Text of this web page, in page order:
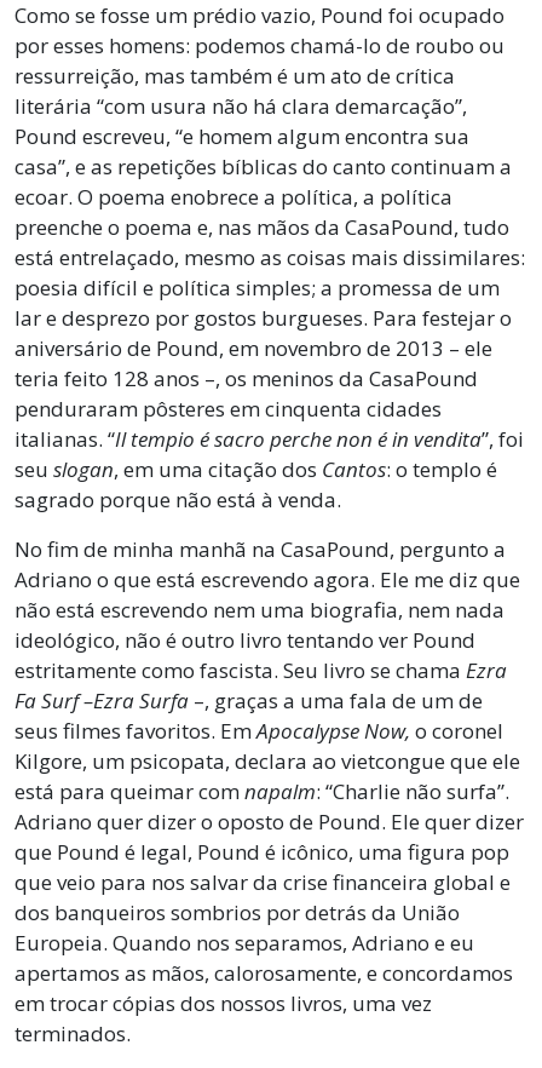
Como se fosse um prédio vazio, Pound foi ocupado
por esses homens: podemos chamá-lo de roubo ou
ressurreição, mas também é um ato de crítica
literária “com usura não há clara demarcação”,
Pound escreveu, “e homem algum encontra sua
casa”, e as repetições bíblicas do canto continuam a
ecoar. O poema enobrece a política, a política
preenche o poema e, nas mãos da CasaPound, tudo
está entrelaçado, mesmo as coisas mais dissimilares:
poesia difícil e política simples; a promessa de um
lar e desprezo por gostos burgueses. Para festejar o
aniversário de Pound, em novembro de 2013 – ele
teria feito 128 anos –, os meninos da CasaPound
penduraram pôsteres em cinquenta cidades
italianas. “Il tempio é sacro perche non é in vendita”, foi
seu slogan, em uma citação dos Cantos: o templo é
sagrado porque não está à venda.
No fim de minha manhã na CasaPound, pergunto a
Adriano o que está escrevendo agora. Ele me diz que
não está escrevendo nem uma biografia, nem nada
ideológico, não é outro livro tentando ver Pound
estritamente como fascista. Seu livro se chama Ezra
Fa Surf –Ezra Surfa –, graças a uma fala de um de
seus filmes favoritos. EmApocalypse Now, o coronel
Kilgore, um psicopata, declara ao vietcongue que ele
está para queimar comnapalm: “Charlie não surfa”.
Adriano quer dizer o oposto de Pound. Ele quer dizer
que Pound é legal, Pound é icônico, uma figura pop
que veio para nos salvar da crise financeira global e
dos banqueiros sombrios por detrás da União
Europeia. Quando nos separamos, Adriano e eu
apertamos as mãos, calorosamente, e concordamos
em trocar cópias dos nossos livros, uma vez
terminados.